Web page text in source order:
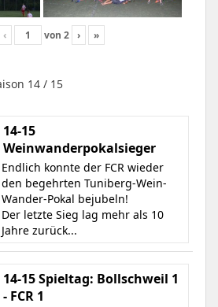
‹ von 2 › »
14 / 15
14-15
Weinwanderpokalsieger
Endlich konnte der FCR wieder
den begehrten Tuniberg-Wein-
Wander-Pokal bejubeln!
Der letzte Sieg lag mehr als 10
Jahre zurück...
14-15 Spieltag: Bollschweil 1
- FCR 1